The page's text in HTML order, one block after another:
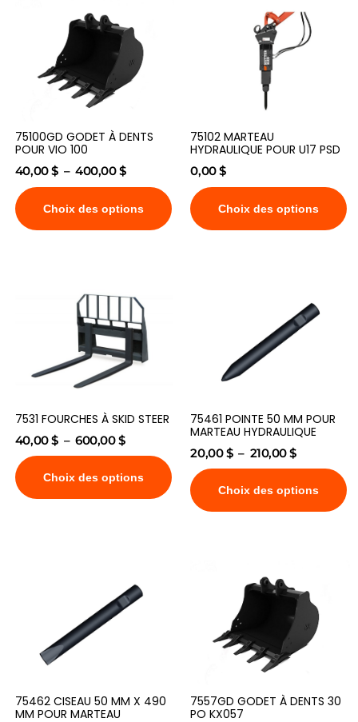
75100GD GODET À DENTS
POUR VIO 100
40,00$ – 400,00$
Choix des options
75102 MARTEAU
HYDRAULIQUE POUR U17 PSD
0,00$
Choix des options
7531 FOURCHES À SKID STEER
40,00$ – 600,00$
Choix des options
75461 POINTE 50 MM POUR
MARTEAU HYDRAULIQUE
20,00$ – 210,00$
Choix des options
75462 CISEAU 50 MM X 490
MM POUR MARTEAU
7557GD GODET À DENTS 30
PO KX057